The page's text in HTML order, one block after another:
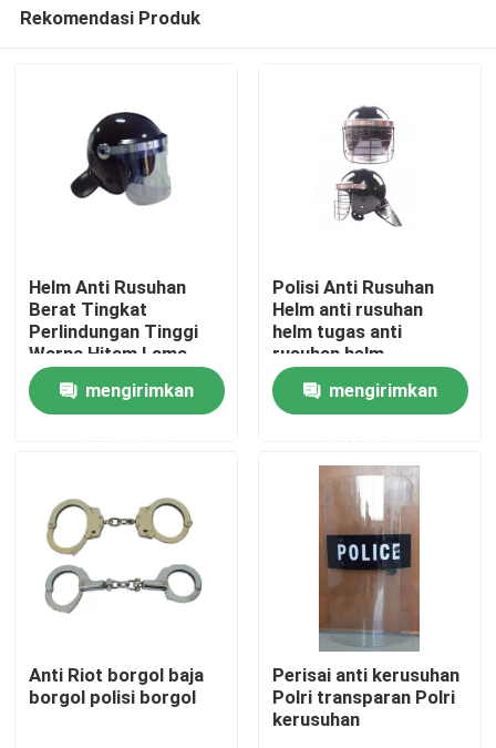
Produk
video
Tentang Kami
Rekomendasi Produk
Helm Anti Rusuhan
Berat Tingkat
Perlindungan Tinggi
Warna Hitam Lama
mengirimkan
Polisi Anti Rusuhan
Helm anti rusuhan
helm tugas anti
rusuhan helm
mengirimkan
Anti Riot borgol baja
borgol polisi borgol
Perisai anti kerusuhan
Polri transparan Polri
kerusuhan